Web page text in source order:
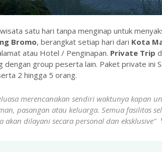
satu hari tanpa menginap untuk
Bromo, berangkat setiap hari dari Kota
atau Hotel / Penginapan. Private Trip
group peserta lain. Paket private ini
2 hingga 5 orang.
merencanakan sendiri waktunya kapan
pasangan atau keluarga. Semua fasilitas
dilayani secara personal dan eksklusive"